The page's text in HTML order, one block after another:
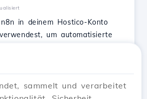
in deinem Hostico-Konto
um automatisierte
sammelt und verarbeitet